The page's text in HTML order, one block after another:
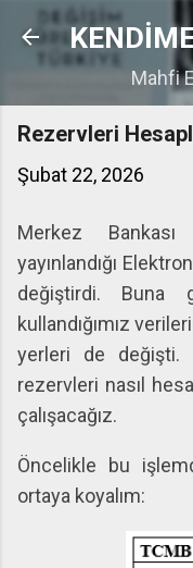
Mahfi
Rezervleri
Şubat 22, 2026
Merkez
yayınlandığı
değiştirdi. Buna
kullandığımız
yerleri de değişti.
rezervleri nasıl
çalışacağız.
Öncelikle bu
ortaya koyalım: